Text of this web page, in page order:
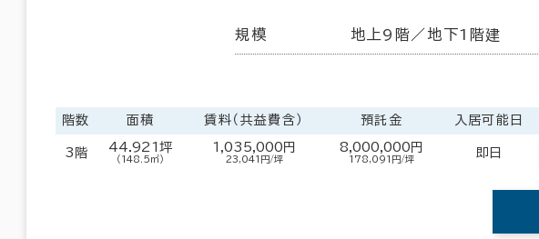
規模 地上9階／地下1階建
階数 面積 賃料（共益費含） 預託金 入居可能日
3階 44.921坪
（148.5㎡）
1,035,000円
23,041円/坪
8,000,000円
178,091円/坪 即日